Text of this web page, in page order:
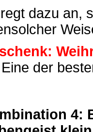
dazu an,
der
4: